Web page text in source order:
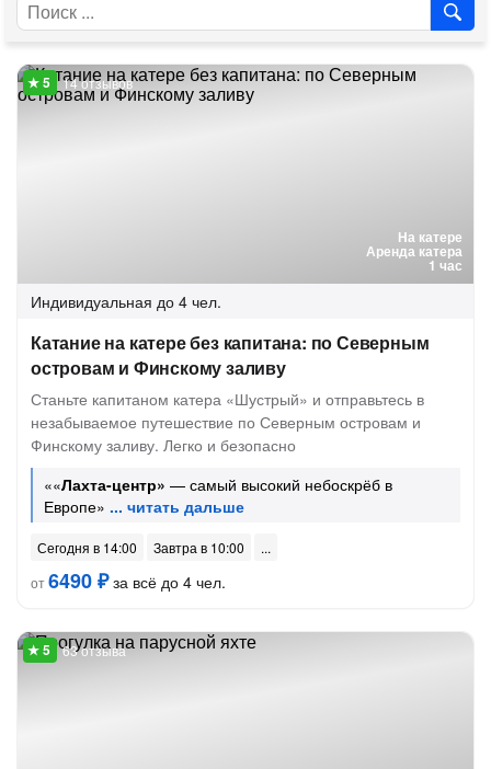
На катере
Аренда катера
1 час
14 отзывов
Индивидуальная до 4 чел.
Катание на катере без капитана: по Северным
островам и Финскому заливу
Станьте капитаном катера «Шустрый» и отправьтесь в
незабываемое путешествие по Северным островам и
Финскому заливу. Легко и безопасно
««Лахта-центр» — самый высокий небоскрёб в
Европе»
Сегодня в 14:00
Завтра в 10:00
от6490 ₽за всё до 4 чел.
63 отзыва